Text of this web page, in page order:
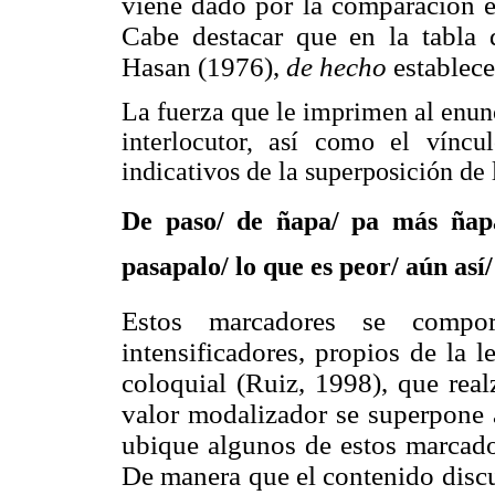
Cabe destacar que en la
Hasan (1976), de hecho
La fuerza que le imprimen al
interlocutor, así como el
indicativos de la superposición
De paso/ de ñapa/ pa más
pasapalo/ lo que es peor/ aún
Estos marcadores se
intensificadores, propios de la
coloquial (Ruiz, 1998), que
valor modalizador se
ubique algunos de estos
De manera que el contenido